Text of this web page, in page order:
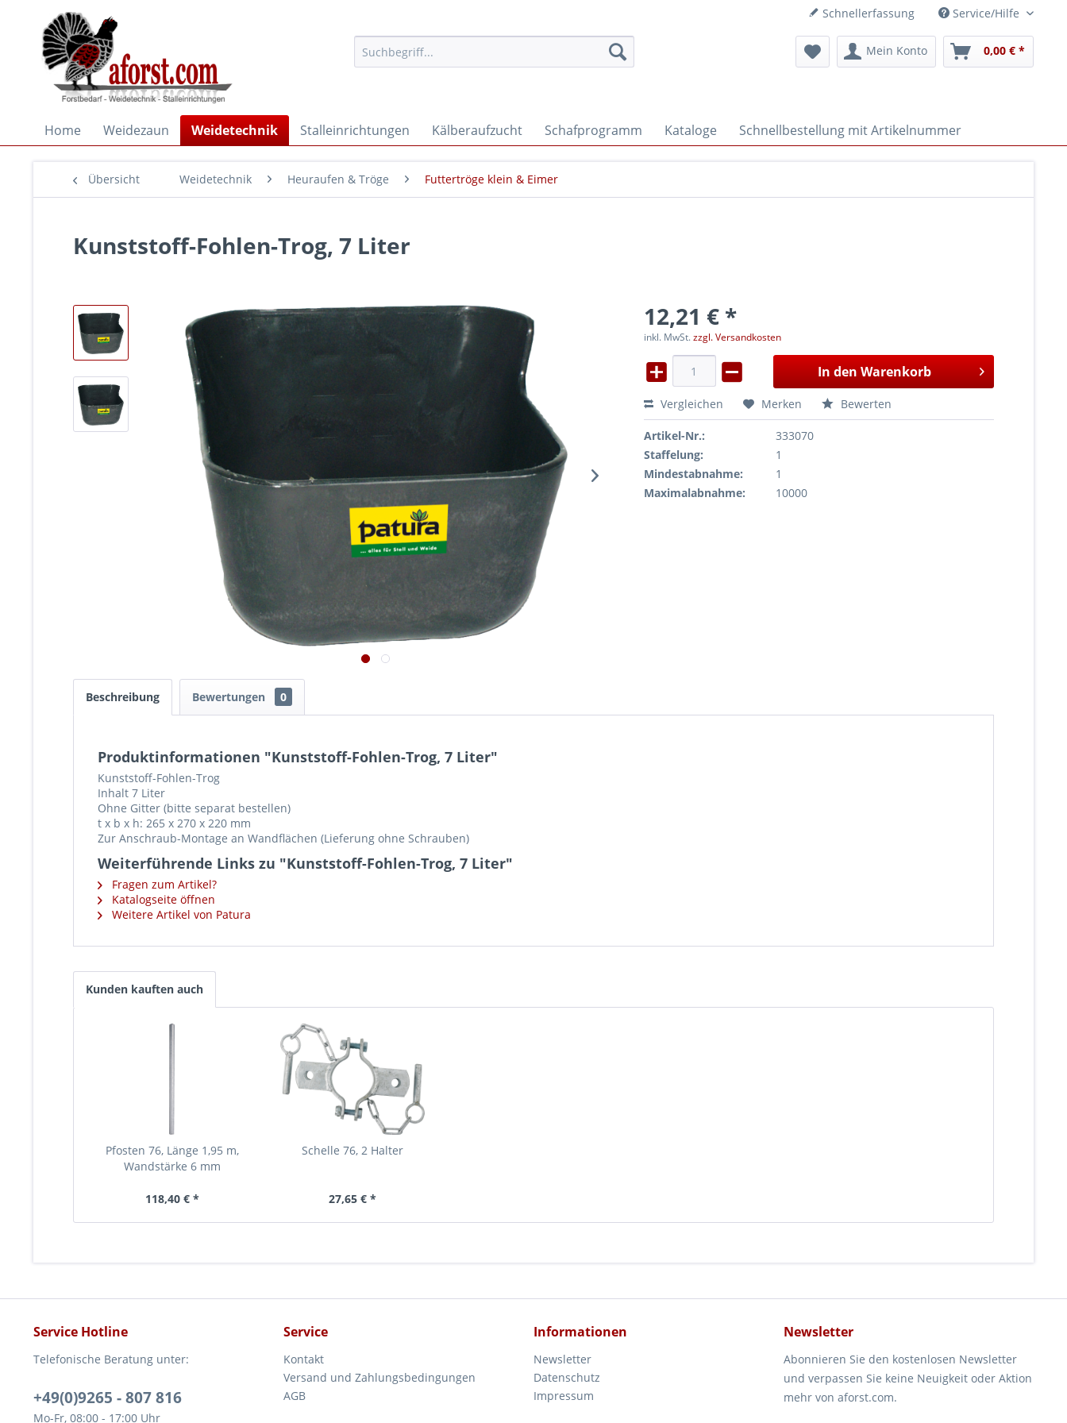
Schnellerfassung Service/Hilfe
Mein Konto 0,00 € *
Home Weidezaun Weidetechnik Stalleinrichtungen Kälberaufzucht Schafprogramm Kataloge Schnellbestellung mit Artikelnummer
Übersicht Weidetechnik Heuraufen & Tröge Futtertröge klein & Eimer
Kunststoff-Fohlen-Trog, 7 Liter
12,21 € *
inkl. MwSt.zzgl. Versandkosten
In den Warenkorb
Vergleichen Merken Bewerten
Artikel-Nr.:
333070
Staffelung:
1
Mindestabnahme:
1
Maximalabnahme:
10000
Beschreibung Bewertungen 0
Produktinformationen "Kunststoff-Fohlen-Trog, 7 Liter"
Kunststoff-Fohlen-Trog
Inhalt 7 Liter
Ohne Gitter (bitte separat bestellen)
t x b x h: 265 x 270 x 220 mm
Zur Anschraub-Montage an Wandflächen (Lieferung ohne Schrauben)
Weiterführende Links zu "Kunststoff-Fohlen-Trog, 7 Liter"
Fragen zum Artikel?
Katalogseite öffnen
Weitere Artikel von Patura
Kunden kauften auch
Pfosten 76, Länge 1,95 m,
Wandstärke 6 mm
118,40 € *
Schelle 76, 2 Halter
27,65 € *
Service Hotline
Telefonische Beratung unter:
+49(0)9265 - 807 816
Mo-Fr, 08:00 - 17:00 Uhr
Service
Kontakt
Versand und Zahlungsbedingungen
AGB
Informationen
Newsletter
Datenschutz
Impressum
Newsletter
Abonnieren Sie den kostenlosen Newsletter
und verpassen Sie keine Neuigkeit oder Aktion
mehr von aforst.com.